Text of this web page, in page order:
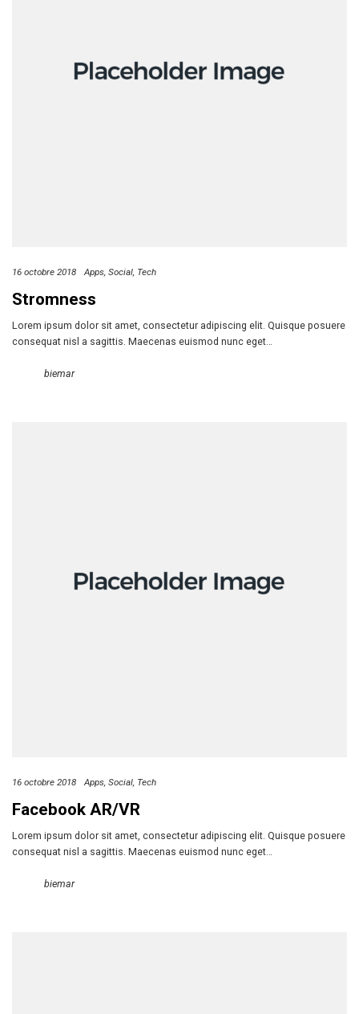
16 octobre 2018 Apps Social Tech
Stromness
Lorem ipsum dolor sit amet, consectetur adipiscing elit. Quisque posuere
consequat nisl a sagittis. Maecenas euismod nunc eget…
biemar
16 octobre 2018 Apps Social Tech
Facebook AR/VR
Lorem ipsum dolor sit amet, consectetur adipiscing elit. Quisque posuere
consequat nisl a sagittis. Maecenas euismod nunc eget…
biemar